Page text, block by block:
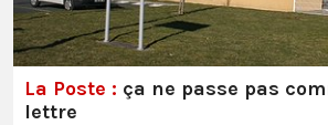
La Poste : ça ne passe pas
lettre